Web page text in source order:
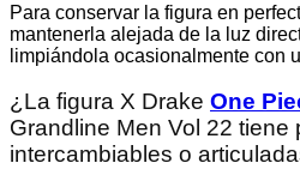
Para conservar la figura en
mantenerla alejada de la luz
limpiándola ocasionalmente con
¿La figura X Drake One
Grandline Men Vol 22 tiene
intercambiables o